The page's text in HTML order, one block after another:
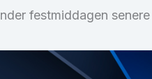
festmiddagen